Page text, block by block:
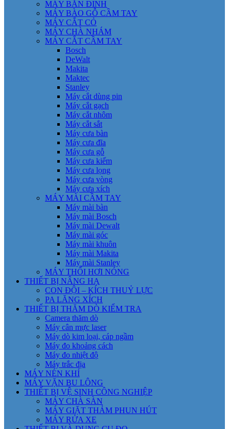
MÁY BẮN ĐINH
MÁY BÀO GỖ CẦM TAY
MÁY CẮT CỎ
MÁY CHÀ NHÁM
MÁY CẮT CẦM TAY
Bosch
DeWalt
Makita
Maktec
Stanley
Máy cắt dùng pin
Máy cắt gạch
Máy cắt nhôm
Máy cắt sắt
Máy cưa bàn
Máy cưa đĩa
Máy cưa gỗ
Máy cưa kiếm
Máy cưa lọng
Máy cưa vòng
Máy cưa xích
MÁY MÀI CẦM TAY
Máy mài bàn
Máy mài Bosch
Máy mài Dewalt
Máy mài góc
Máy mài khuôn
Máy mài Makita
Máy mài Stanley
MÁY THỔI HƠI NÓNG
THIẾT BỊ NÂNG HẠ
CON ĐỘI – KÍCH THUỶ LỰC
PA LĂNG XÍCH
THIẾT BỊ THĂM DÒ KIỂM TRA
Camera thăm dò
Máy cân mực laser
Máy dò kim loại, cáp ngầm
Máy đo khoảng cách
Máy đo nhiệt độ
Máy trắc địa
MÁY NÉN KHÍ
MÁY VẶN BU LÔNG
THIẾT BỊ VỆ SINH CÔNG NGHIỆP
MÁY CHÀ SÀN
MÁY GIẶT THẢM PHUN HÚT
MÁY RỬA XE